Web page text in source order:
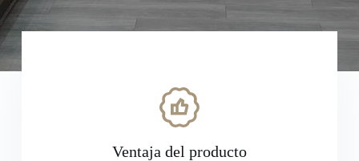
Ventaja del producto